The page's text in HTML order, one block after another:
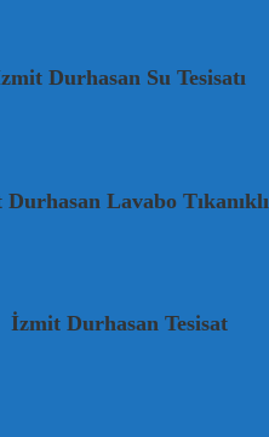
Durhasan Su Tesisatı
Lavabo
İzmit Durhasan Tesisat